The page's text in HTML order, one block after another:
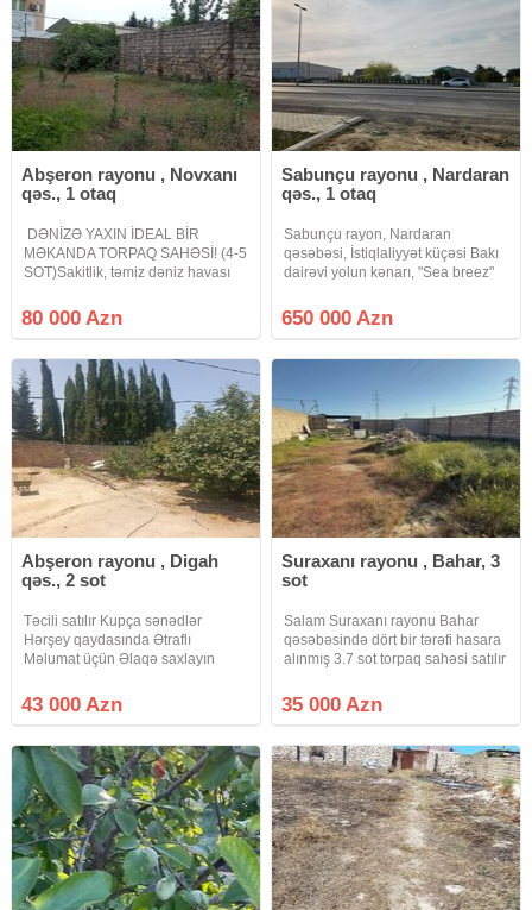
Abşeron rayonu , Novxanı
qəs., 1 otaq
​ DƏNİZƏ YAXIN İDEAL BİR
MƏKANDA TORPAQ SAHƏSİ! (4-5
SOT) ​Sakitlik, təmiz dəniz havası
mükəmməl fürsət! Həm şəxsi bağ
evinizi tikmək, həm də gələcəyə
80 000 Azn
Sabunçu rayonu , Nardaran
qəs., 1 otaq
Sabunçu rayon, Nardaran
qəsəbəsi, İstiqlaliyyət küçəsi Bakı
dairəvi yolun kənarı, "Sea breez"
tikintisinə yararlı 10 sot torpaq
sahəsi satılır Sənəd KUPÇA Kod:
650 000 Azn
Abşeron rayonu , Digah
qəs., 2 sot
Təcili satılır Kupça sənədlər
Hərşey qaydasında Ətraflı
Məlumat üçün Əlaqə saxlayın
43 000 Azn
Suraxanı rayonu , Bahar, 3
sot
Salam Suraxanı rayonu Bahar
qəsəbəsində dört bir tərəfi hasara
alınmış 3.7 sot torpaq sahəsi satılır
uzunu 22 metirdir 191 nömrəli
maşurut xəttinə piyada 150 metir
35 000 Azn